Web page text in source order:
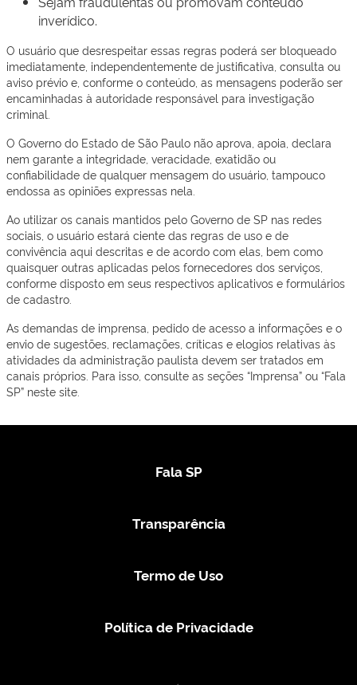
inverídico.
O usuário que desrespeitar essas regras poderá ser bloqueado
imediatamente, independentemente de justificativa, consulta ou
aviso prévio e, conforme o conteúdo, as mensagens poderão ser
encaminhadas à autoridade responsável para investigação
criminal.
O Governo do Estado de São Paulo não aprova, apoia, declara
nem garante a integridade, veracidade, exatidão ou
confiabilidade de qualquer mensagem do usuário, tampouco
endossa as opiniões expressas nela.
Ao utilizar os canais mantidos pelo Governo de SP nas redes
sociais, o usuário estará ciente das regras de uso e de
convivência aqui descritas e de acordo com elas, bem como
quaisquer outras aplicadas pelos fornecedores dos serviços,
conforme disposto em seus respectivos aplicativos e formulários
de cadastro.
As demandas de imprensa, pedido de acesso a informações e o
envio de sugestões, reclamações, críticas e elogios relativas às
atividades da administração paulista devem ser tratados em
canais próprios. Para isso, consulte as seções “Imprensa” ou “Fala
SP” neste site.
Fala SP
Transparência
Termo de Uso
Política de Privacidade